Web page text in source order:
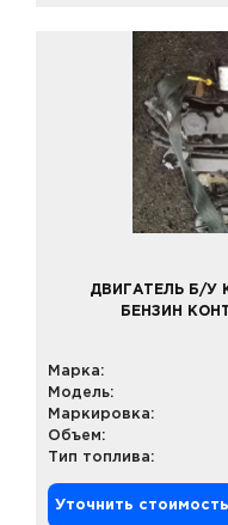
ДВИГАТЕЛЬ Б/У К
БЕНЗИН
Марка:
Модель:
Маркировка:
Объем:
Тип топлива:
Уточнить стоимость